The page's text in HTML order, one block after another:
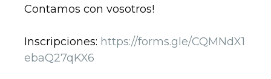
Contamos con vosotros!
Inscripciones: https://forms.gle/CQMNdX1
ebaQ27qKX6